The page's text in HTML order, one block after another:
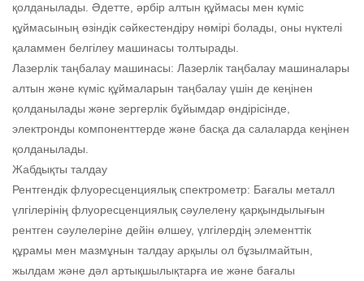
қолданылады. Әдетте, әрбір алтын құймасы мен күміс
құймасының өзіндік сәйкестендіру нөмірі болады, оны нүктелі
қаламмен белгілеу машинасы толтырады.
Лазерлік таңбалау машинасы: Лазерлік таңбалау машиналары
алтын және күміс құймаларын таңбалау үшін де кеңінен
қолданылады және зергерлік бұйымдар өндірісінде,
электронды компоненттерде және басқа да салаларда кеңінен
қолданылады.
Жабдықты талдау
Рентгендік флуоресценциялық спектрометр: Бағалы металл
үлгілерінің флуоресценциялық сәулелену қарқындылығын
рентген сәулелеріне дейін өлшеу, үлгілердің элементтік
құрамы мен мазмұнын талдау арқылы ол бұзылмайтын,
жылдам және дәл артықшылықтарға ие және бағалы